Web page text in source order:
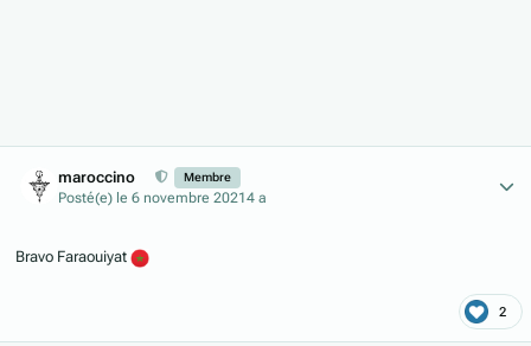
maroccino Membre
Posté(e) le 6 novembre 20214 a
Bravo Faraouiyat
2